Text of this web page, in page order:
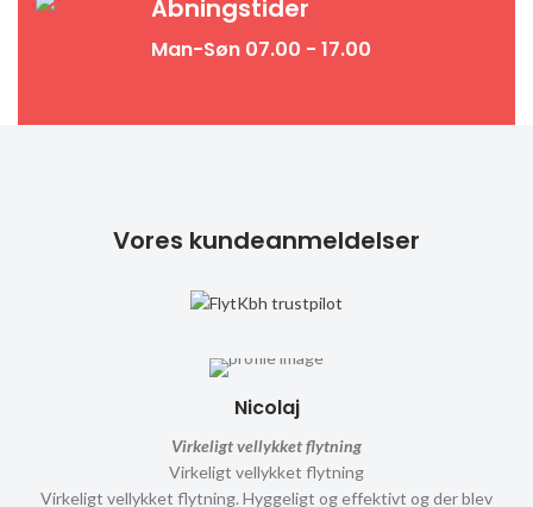
Åbningstider
Man-Søn 07.00 - 17.00
Vores kundeanmeldelser
Nicolaj
Virkeligt vellykket flytning
Virkeligt vellykket flytning
Virkeligt vellykket flytning. Hyggeligt og effektivt og der blev